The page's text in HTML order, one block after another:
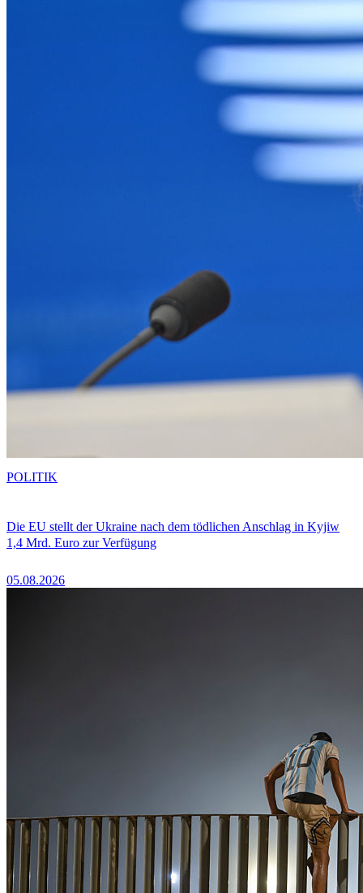
Die EU stellt der Ukraine nach dem tödlichen Anschlag in Kyjiw
1,4 Mrd. Euro zur Verfügung
05.08.2026
POLITIK